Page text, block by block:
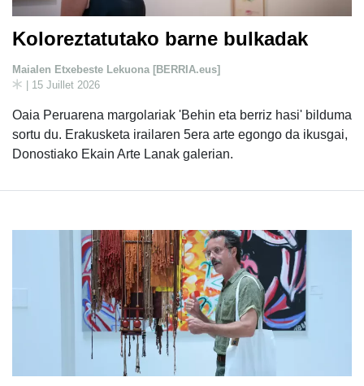
Koloreztatutako barne bulkadak
Maialen Etxebeste Lekuona [BERRIA.eus]
| 15 Juillet 2026
Oaia Peruarena margolariak 'Behin eta berriz hasi' bilduma
sortu du. Erakusketa irailaren 5era arte egongo da ikusgai,
Donostiako Ekain Arte Lanak galerian.